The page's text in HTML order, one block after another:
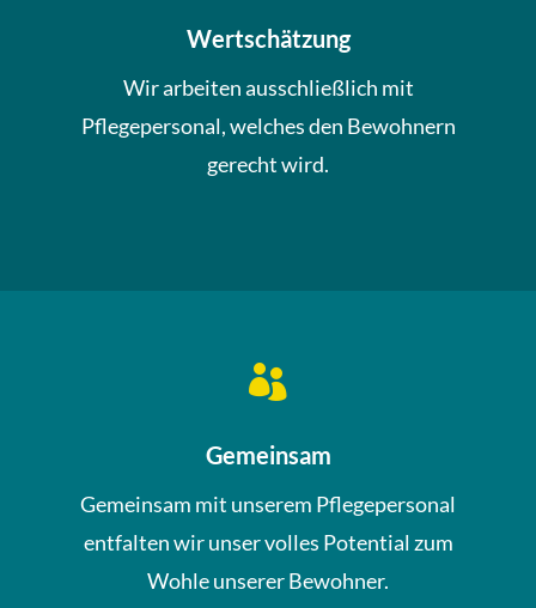
Wertschätzung
Wir arbeiten ausschließlich mit
Pflegepersonal, welches den Bewohnern
gerecht wird.

Gemeinsam
Gemeinsam mit unserem Pflegepersonal
entfalten wir unser volles Potential zum
Wohle unserer Bewohner.